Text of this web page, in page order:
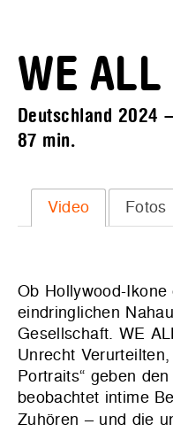
WE ALL
Deutschland 2024
87 min.
Video Fotos
Ob Hollywood-
eindringlichen
Gesellschaft. WE
Unrecht
Portraits“ geben
beobachtet intime
Zuhören – und die